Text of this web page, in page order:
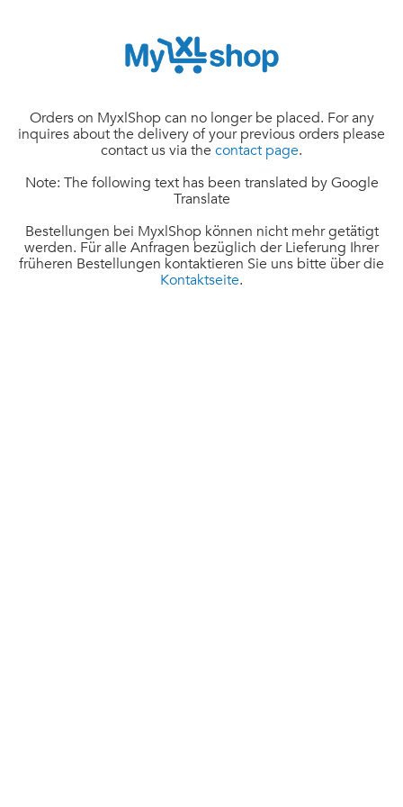
Orders on MyxlShop can no longer be placed. For any
inquires about the delivery of your previous orders please
contact us via the contact page.
Note: The following text has been translated by Google
Translate
Bestellungen bei MyxlShop können nicht mehr getätigt
werden. Für alle Anfragen bezüglich der Lieferung Ihrer
früheren Bestellungen kontaktieren Sie uns bitte über die
Kontaktseite.